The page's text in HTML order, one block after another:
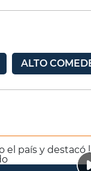
ALTO